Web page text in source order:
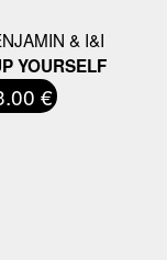
& I&I
YOURSELF
€